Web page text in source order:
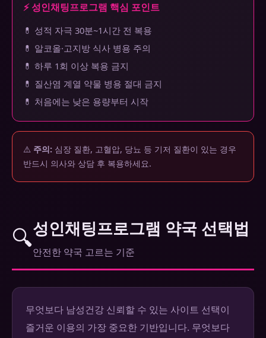
⚡ 성인채팅프로그램 핵심 포인트
💊 성적 자극 30분~1시간 전 복용
💊 알코올·고지방 식사 병용 주의
💊 하루 1회 이상 복용 금지
💊 질산염 계열 약물 병용 절대 금지
💊 처음에는 낮은 용량부터 시작
⚠️ 주의: 심장 질환, 고혈압, 당뇨 등 기저 질환이 있는 경우
반드시 의사와 상담 후 복용하세요.
🔍성인채팅프로그램 약국 선택법
안전한 약국 고르는 기준
무엇보다 남성건강 신뢰할 수 있는 사이트 선택이
즐거운 이용의 가장 중요한 기반입니다. 무엇보다